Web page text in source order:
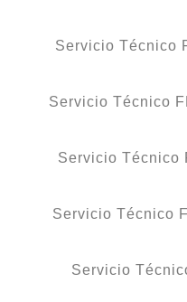
Servicio Técnico
Servicio Técnico
Servicio Técnico
Servicio Técnico
Servicio